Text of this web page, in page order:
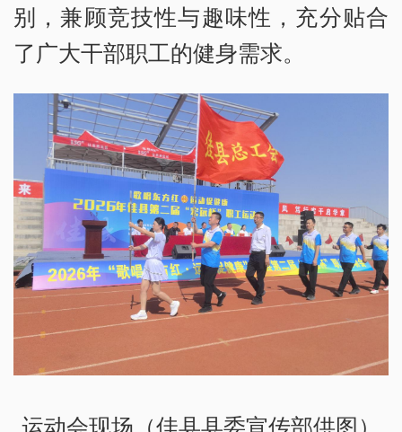
别，兼顾竞技性与趣味性，充分贴合
了广大干部职工的健身需求。
运动会现场（佳县县委宣传部供图）